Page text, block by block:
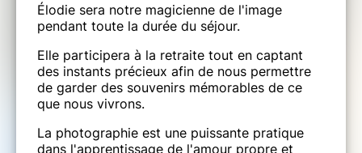
Le bain chaud japonais O'furo
Toutes les pratiques avec le matériel.
L'enregistrement de certaines pratiques pour
pouvoir les refaire par la suite depuis le
Élodie sera notre magicienne de l'image
pendant toute la durée du séjour.
Elle participera à la retraite tout en captant
des instants précieux afin de nous permettre
de garder des souvenirs mémorables de ce
que nous vivrons.
La photographie est une puissante pratique
dans l'apprentissage de l'amour propre et